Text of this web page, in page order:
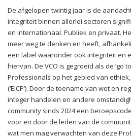
De afgelopen twintig jaar is de
integriteit binnen allerlei sectoren
en internationaal. Publiek en privaat.
meer weg te denken en heeft,
een label waaronder ook integriteit en
hiervan. De VCO is gegroeid als de ‘go
Professionals op het gebied van
(‘EICP’). Door de toename van wet en
integer handelen en andere
community sinds 2024 een
voor en door de leden van de
wat men mag verwachten van deze